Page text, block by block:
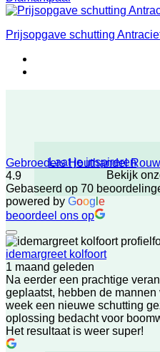
Laat je inspireren
Bekijk
Prijsopgave schutting
Gebroeders Houthandel
4.9
Gebaseerd op 70
powered by Goog e
beoordeel ons op
idemargreet kolfoort
1 maand geleden
Na eerder een prachtige
geplaatst, hebben de
week een nieuwe schutting
oplossing bedacht voor
Het resultaat is weer super!